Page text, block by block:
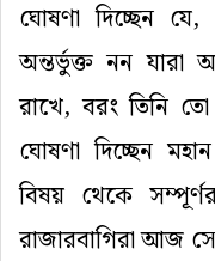
ঘোষণা দিচ্ছেন
অন্তর্ভুক্ত নন যারা
রাখে, বরং তিনি তো
ঘোষণা দিচ্ছেন
বিষয় থেকে
রাজারবাগিরা আজ